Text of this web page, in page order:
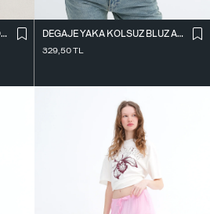
BELDEN İ̇P BAĞLAMALI PANTOLON PN16372-İ6
DEGAJE YAKA KOLSUZ BLUZ A0980
329,50TL